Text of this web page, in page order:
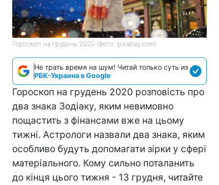
Гороскоп на грудень 2020 (фото: pixabay.com)
Не трать время на шум! Читай только суть из
РБК-Украина в Google
Гороскоп на грудень 2020 розповість про
два знака Зодіаку, яким невимовно
пощастить з фінансами вже на цьому
тижні. Астрологи назвали два знака, яким
особливо будуть допомагати зірки у сфері
матеріального. Кому сильно поталанить
до кінця цього тижня - 13 грудня, читайте